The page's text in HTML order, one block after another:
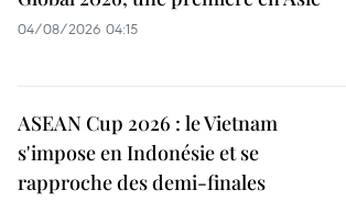
04/08/2026 04:15
ASEAN Cup 2026 : le Vietnam
s'impose en Indonésie et se
rapproche des demi-finales